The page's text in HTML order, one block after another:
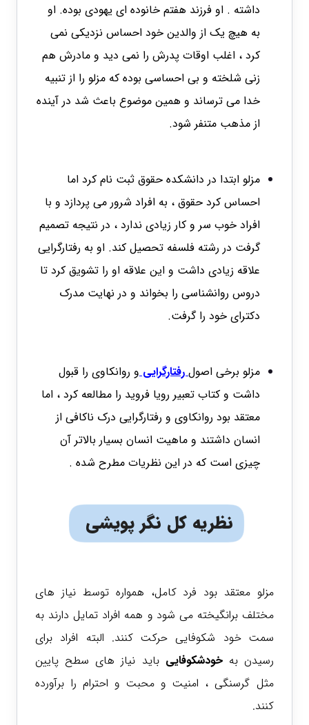
داشته . او فرزند هفتم خانوده ای یهودی بوده. او
به هیچ یک از والدین خود احساس نزدیکی نمی
کرد ، اغلب اوقات پدرش را نمی دید و مادرش هم
زنی شلخته و بی احساسی بوده که مزلو را از تنبیه
خدا می ترساند و همین موضوع باعث شد در آینده
از مذهب متنفر شود.
مزلو ابتدا در دانشکده حقوق ثبت نام کرد اما
احساس کرد حقوق ، به افراد شرور می پردازد و با
افراد خوب سر و کار زیادی ندارد ، در نتیجه تصمیم
گرفت در رشته فلسفه تحصیل کند. او به رفتارگرایی
علاقه زیادی داشت و این علاقه او را تشویق کرد تا
دروس روانشناسی را بخواند و در نهایت مدرک
دکترای خود را گرفت.
مزلو برخی اصولرفتارگراییو روانکاوی را قبول
داشت و کتاب تعبیر رویا فروید را مطالعه کرد ، اما
معتقد بود روانکاوی و رفتارگرایی درک ناکافی از
انسان داشتند و ماهیت انسان بسیار بالاتر آن
چیزی است که در این نظریات مطرح شده .
نظریه کل نگر پویشی
مزلو معتقد بود فرد کامل، همواره توسط نیاز های
مختلف برانگیخته می شود و همه افراد تمایل دارند به
سمتخود شکوفایی حرکت کنند. البته افراد برای
رسیدن بهخودشکوفاییباید نیاز های سطح پایین
مثل گرسنگی ، امنیت و محبت و احترام را برآورده
کنند.